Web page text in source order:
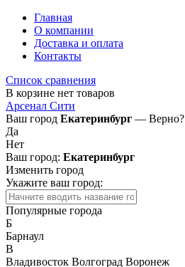
Главная
О компании
Доставка и оплата
Контакты
Список сравнения
В корзине нет товаров
Арсенал Сити
Ваш город Екатеринбург — Верно?
Да
Нет
Ваш город: Екатеринбург
Изменить город
Укажите ваш город:
Популярные города
Б
Барнаул
В
Владивосток Волгоград Воронеж